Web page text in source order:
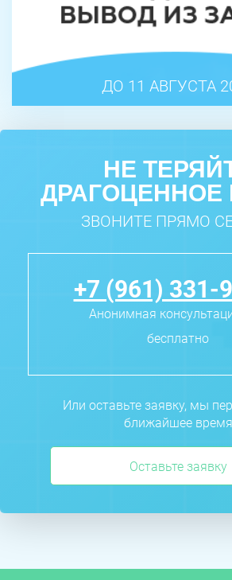
ДО 11 АВГУСТА
НЕ
ДРАГОЦЕННОЕ
ЗВОНИТЕ ПРЯМО
+7 (961) 331-
Анонимная
бесплатно
Или оставьте заявку, мы
ближайшее время
Оставьте заявку